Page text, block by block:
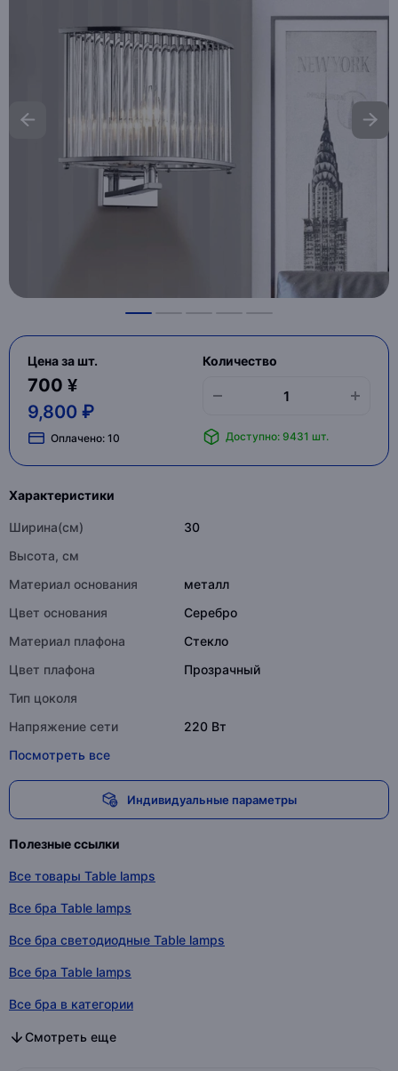
Цена за шт.
700 ¥
9,800 ₽
Оплачено: 10
Количество
Доступно: 9431 шт.
Характеристики
Ширина(см)
30
Высота, см
Материал основания
металл
Цвет основания
Серебро
Материал плафона
Стекло
Цвет плафона
Прозрачный
Тип цоколя
Напряжение сети
220 Вт
Посмотреть все
Индивидуальные параметры
Полезные ссылки
Все товары Table lamps
Все бра Table lamps
Все бра светодиодные Table lamps
Все бра Table lamps
Все бра в категории
Все бра светодиодные в категории
Все бра в категории
Смотреть еще